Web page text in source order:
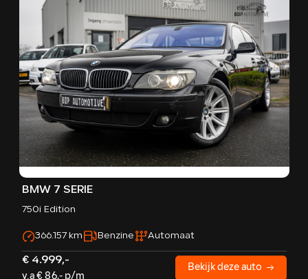
BMW 7 SERIE
750i Edition
366.157 km Benzine Automaat
€ 4.999,-
v.a € 86,- p/m
Bekijk deze auto